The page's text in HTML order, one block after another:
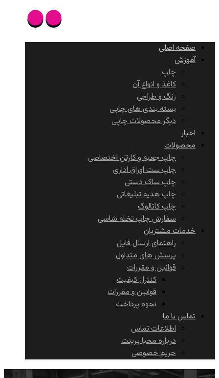
صفحه اصلی
آموزش
چاپ
کاغذ و انواع آن
رنگ و طراحی
بسته بندی های چاپی
دیگر محصولات چاپی
اخبار
محصولات
چاپ جعبه و کارتن اختصاصی
چاپ ست اوراق اداری
چاپ ساک دستی
چاپ هدیه تبلیغاتی
چاپ کاتالوگ
سفارش چاپ تخته شاسی
خدمات مشتریان
راهنمای ارسال فایل
پرسش های متداول
قوانین و مقررات
کنترل کیفیت
قوانین و مقررات
نحوه پرداخت
تماس با ما
اطلاعات تماس
درباره محیا پرینت
حریم خصوصی